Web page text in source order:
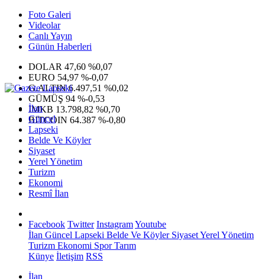
Foto Galeri
Videolar
Canlı Yayın
Günün Haberleri
DOLAR 47,60 %0,07
EURO 54,97 %-0,07
G.ALTIN6.497,51 %0,02
GÜMÜŞ 94 %-0,53
IMKB 13.798,82 %0,70
BITCOIN 64.387 %-0,80
İlan
Güncel
Lapseki
Belde Ve Köyler
Siyaset
Yerel Yönetim
Turizm
Ekonomi
Resmî İlan
Facebook Twitter InstagramYoutube
İlan Güncel Lapseki Belde Ve KöylerSiyasetYerel Yönetim
Turizm Ekonomi SporTarım
Künye İletişim RSS
İlan